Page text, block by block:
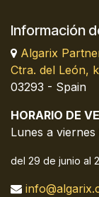
Información
Algarix
Ctra. del León,
03293 - Spain
HORARIO DE
Lunes a
del 29 de junio al